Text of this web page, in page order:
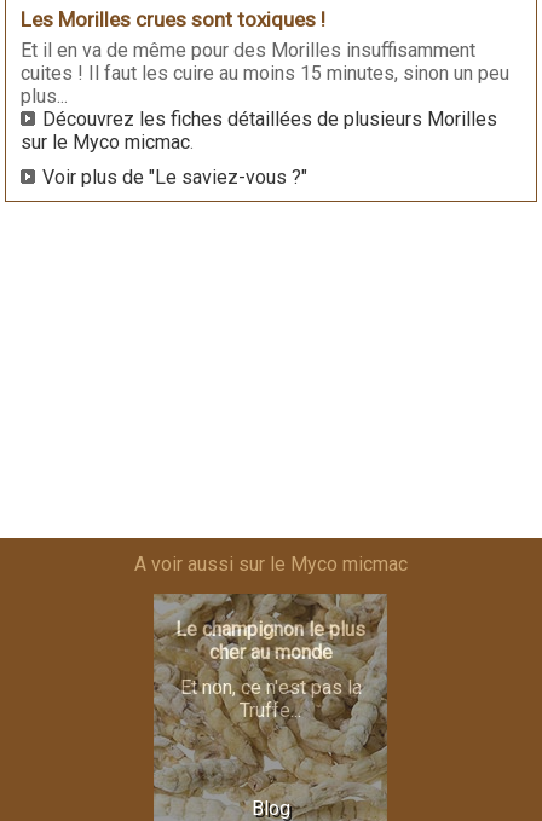
Les Morilles crues sont toxiques !
Et il en va de même pour des Morilles insuffisamment
cuites ! Il faut les cuire au moins 15 minutes, sinon un peu
plus...
Découvrez les fiches détaillées de plusieurs Morilles
sur le Myco micmac
Voir plus de "Le saviez-vous ?"
A voir aussi sur le Myco micmac
Blog
Le champignon le plus
cher au monde
Et non, ce n'est pas la
Truffe...